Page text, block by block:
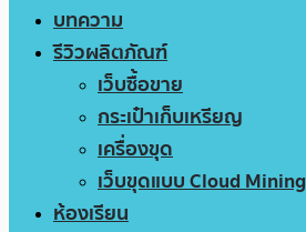
บทความ
รีวิวผลิตภัณฑ์
เว็บซื้อขาย
กระเป๋าเก็บเหรียญ
เครื่องขุด
เว็บขุดแบบ Cloud Mining
ห้องเรียน